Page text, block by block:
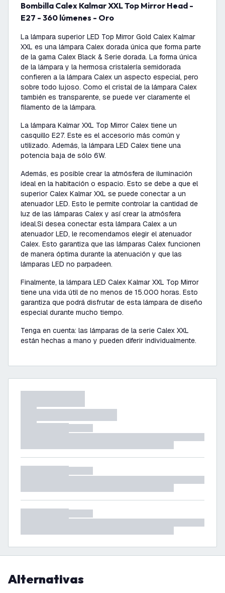
Bombilla Calex Kalmar XXL Top Mirror Head -
E27 - 360 lúmenes - Oro
La lámpara superior LED Top Mirror Gold Calex Kalmar
XXL es una lámpara Calex dorada única que forma parte
de la gama Calex Black & Serie dorada. La forma única
de la lámpara y la hermosa cristalería semidorada
confieren a la lámpara Calex un aspecto especial, pero
sobre todo lujoso. Como el cristal de la lámpara Calex
también es transparente, se puede ver claramente el
filamento de la lámpara.
La lámpara Kalmar XXL Top Mirror Calex tiene un
casquillo E27. Este es el accesorio más común y
utilizado. Además, la lámpara LED Calex tiene una
potencia baja de sólo 6W.
Además, es posible crear la atmósfera de iluminación
ideal en la habitación o espacio. Esto se debe a que el
superior Calex Kalmar XXL se puede conectar a un
atenuador LED. Esto le permite controlar la cantidad de
luz de las lámparas Calex y así crear la atmósfera
ideal.Si desea conectar esta lámpara Calex a un
atenuador LED, le recomendamos elegir el atenuador
Calex. Esto garantiza que las lámparas Calex funcionen
de manera óptima durante la atenuación y que las
lámparas LED no parpadeen.
Finalmente, la lámpara LED Calex Kalmar XXL Top Mirror
tiene una vida útil de no menos de 15.000 horas. Esto
garantiza que podrá disfrutar de esta lámpara de diseño
especial durante mucho tiempo.
Tenga en cuenta: las lámparas de la serie Calex XXL
están hechas a mano y pueden diferir individualmente.
Alternativas